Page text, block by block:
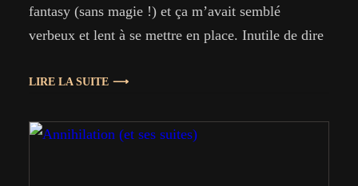
fantasy (sans magie !) et ça m’avait semblé
verbeux et lent à se mettre en place. Inutile de dire
faut confesser qu'à la fin, j’étais émotionnellement
LIRE LA SUITE